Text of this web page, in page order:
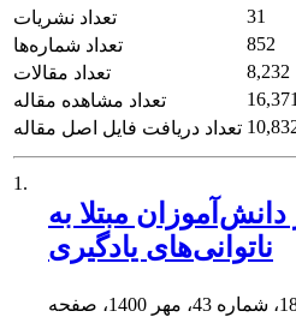
تعداد نشریات
31
تعداد شماره‌ها
852
تعداد مقالات
8,232
تعداد مشاهده مقاله
تعداد دریافت فایل اصل مقاله
1.
مبتلا به
ناتوانی‌های یادگیری